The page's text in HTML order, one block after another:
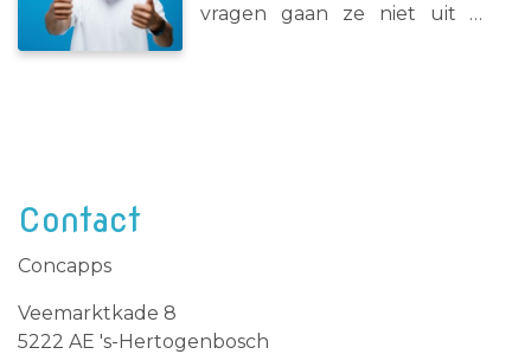
vragen gaan ze niet uit de
Contact
Concapps
Veemarktkade 8
5222 AE 's-Hertogenbosch